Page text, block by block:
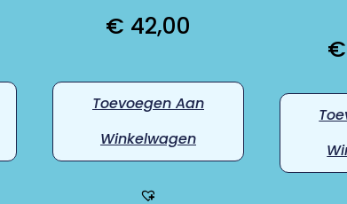
€ 42,00
Toevoegen Aan
Winkelwagen
€